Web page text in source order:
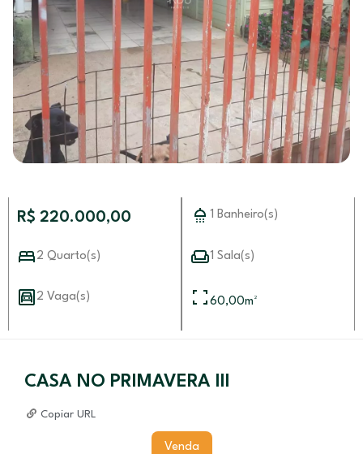
R$ 220.000,00 1 Banheiro(s)
2 Quarto(s) 1 Sala(s)
2 Vaga(s) 60,00m²
CASA NO PRIMAVERA III
Copiar URL
Venda